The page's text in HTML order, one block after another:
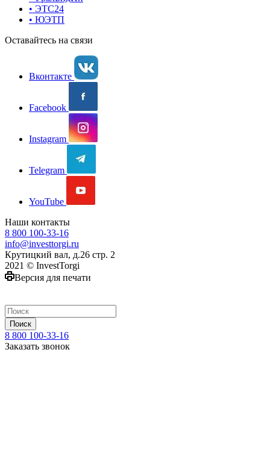
• ЭТС24
• ЮЭТП
Оставайтесь на связи
Вконтакте
Facebook
Instagram
Telegram
YouTube
Наши контакты
8 800 100-33-16
info@investtorgi.ru
Крутицкий вал, д.26 стр. 2
2021 © InvestTorgi
Версия для печати
Поиск
8 800 100-33-16
Заказать звонок